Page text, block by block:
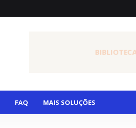
FAQ MAIS SOLUÇÕES